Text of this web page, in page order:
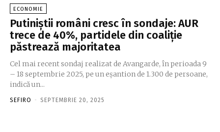
ECONOMIE
Putiniștii români cresc în sondaje: AUR
trece de 40%, partidele din coaliție
păstrează majoritatea
Cel mai recent sondaj realizat de Avangarde, în perioada 9
– 18 septembrie 2025, pe un eșantion de 1.300 de persoane,
indică un...
SEFIRO - SEPTEMBRIE 20, 2025